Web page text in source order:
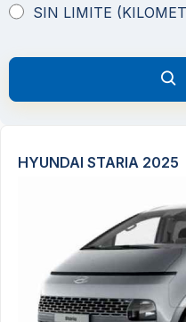
SIN LIMITE
HYUNDAI STARIA 2025